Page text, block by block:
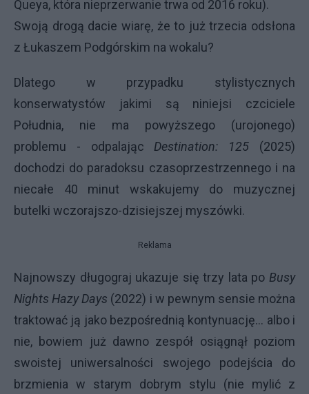
Queya, która nieprzerwanie trwa od 2016 roku).
Swoją drogą dacie wiarę, że to już trzecia odsłona
z Łukaszem Podgórskim na wokalu?
Dlatego w przypadku stylistycznych
konserwatystów jakimi są niniejsi czciciele
Południa, nie ma powyższego (urojonego)
problemu - odpalając Destination: 125 (2025)
dochodzi do paradoksu czasoprzestrzennego i na
niecałe 40 minut wskakujemy do muzycznej
butelki wczorajszo-dzisiejszej myszówki.
Reklama
Najnowszy długograj ukazuje się trzy lata po Busy
Nights Hazy Days (2022) i w pewnym sensie można
traktować ją jako bezpośrednią kontynuację... albo i
nie, bowiem już dawno zespół osiągnął poziom
swoistej uniwersalności swojego podejścia do
brzmienia w starym dobrym stylu (nie mylić z